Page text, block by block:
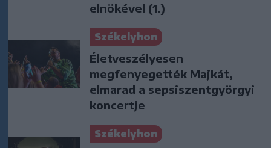
elnökével (1.)
Székelyhon
Életveszélyesen
megfenyegették Majkát,
elmarad a sepsiszentgyörgyi
koncertje
Székelyhon